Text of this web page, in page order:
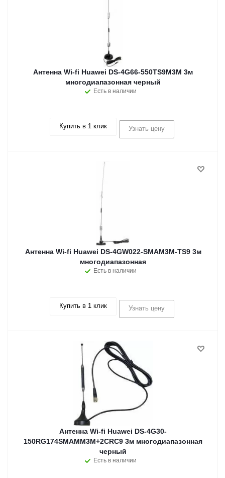
Антенна Wi-fi Huawei DS-4G66-550TS9M3M 3м
многодиапазонная черный
Есть в наличии
Купить в 1 клик Узнать цену
Антенна Wi-fi Huawei DS-4GW022-SMAM3M-TS9 3м
многодиапазонная
Есть в наличии
Купить в 1 клик Узнать цену
Антенна Wi-fi Huawei DS-4G30-
150RG174SMAMM3M+2CRC9 3м многодиапазонная
черный
Есть в наличии